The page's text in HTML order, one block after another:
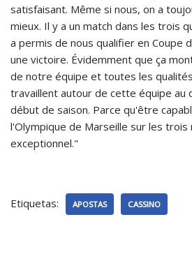
satisfaisant. Même si nous, on a
mieux. Il y a un match dans les trois
a permis de nous qualifier en Coupe
une victoire. Évidemment que ça
de notre équipe et toutes les
travaillent autour de cette équipe au
début de saison. Parce qu'être
l'Olympique de Marseille sur les trois
exceptionnel."
Etiquetas: APOSTAS CASSINO